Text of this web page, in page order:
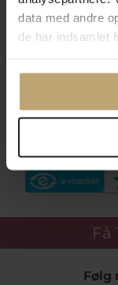
data med andre
de har indsamlet
Sikker Og
Få
Følg